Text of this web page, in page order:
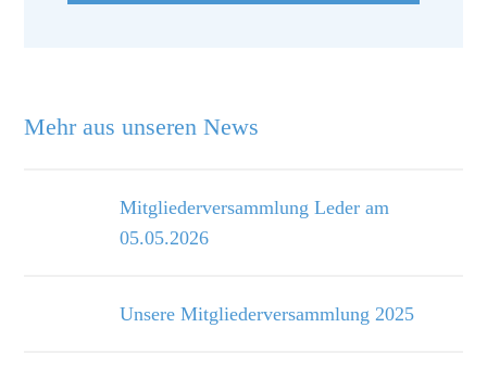
Mehr aus unseren News
Mitgliederversammlung Leder am
05.05.2026
Unsere Mitgliederversammlung 2025